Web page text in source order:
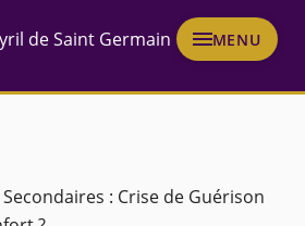
de Saint Germain MENU
: Crise de Guérison